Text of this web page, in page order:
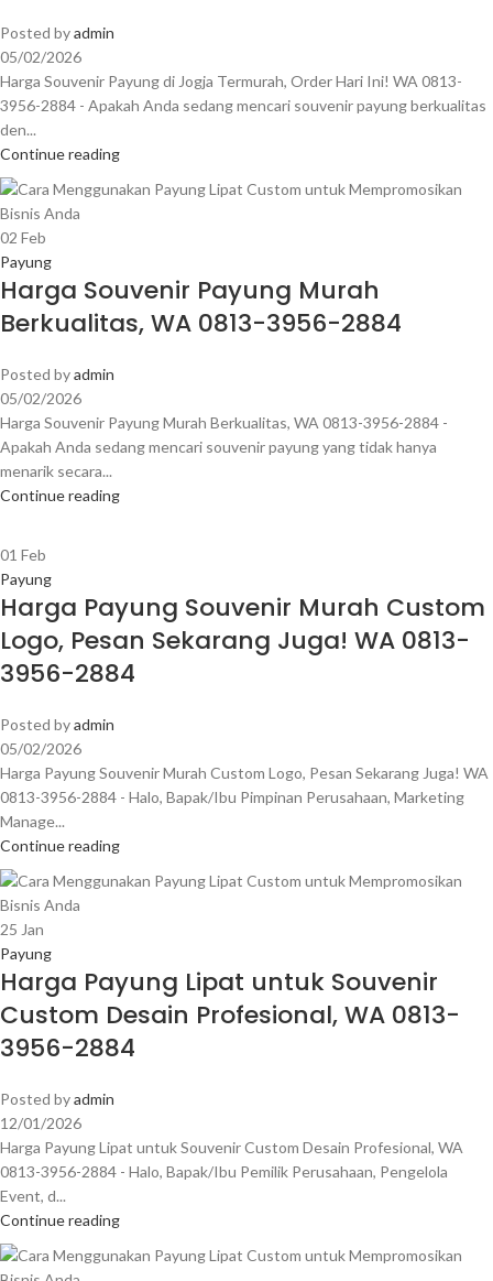
Posted byadmin
05/02/2026
Harga Souvenir Payung di Jogja Termurah, Order Hari Ini! WA 0813-
3956-2884 - Apakah Anda sedang mencari souvenir payung berkualitas
den...
Continue reading
02 Feb
Payung
Harga Souvenir Payung Murah
Berkualitas, WA 0813-3956-2884
Posted byadmin
05/02/2026
Harga Souvenir Payung Murah Berkualitas, WA 0813-3956-2884 -
Apakah Anda sedang mencari souvenir payung yang tidak hanya
menarik secara...
Continue reading
01 Feb
Payung
Harga Payung Souvenir Murah Custom
Logo, Pesan Sekarang Juga! WA 0813-
3956-2884
Posted byadmin
05/02/2026
Harga Payung Souvenir Murah Custom Logo, Pesan Sekarang Juga! WA
0813-3956-2884 - Halo, Bapak/Ibu Pimpinan Perusahaan, Marketing
Manage...
Continue reading
25 Jan
Payung
Harga Payung Lipat untuk Souvenir
Custom Desain Profesional, WA 0813-
3956-2884
Posted byadmin
12/01/2026
Harga Payung Lipat untuk Souvenir Custom Desain Profesional, WA
0813-3956-2884 - Halo, Bapak/Ibu Pemilik Perusahaan, Pengelola
Event, d...
Continue reading